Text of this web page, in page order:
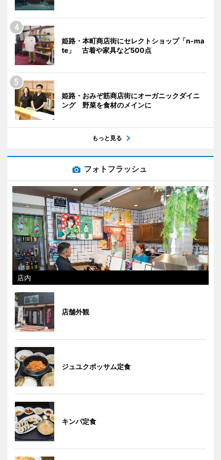
姫路・本町商店街にセレクトショップ「n-ma
te」 古着や家具など500点
姫路・おみぞ筋商店街にオーガニックダイニ
ング 野菜を食材のメインに
もっと見る
フォトフラッシュ
店内
店舗外観
ジュユクポッサム定食
キンパ定食